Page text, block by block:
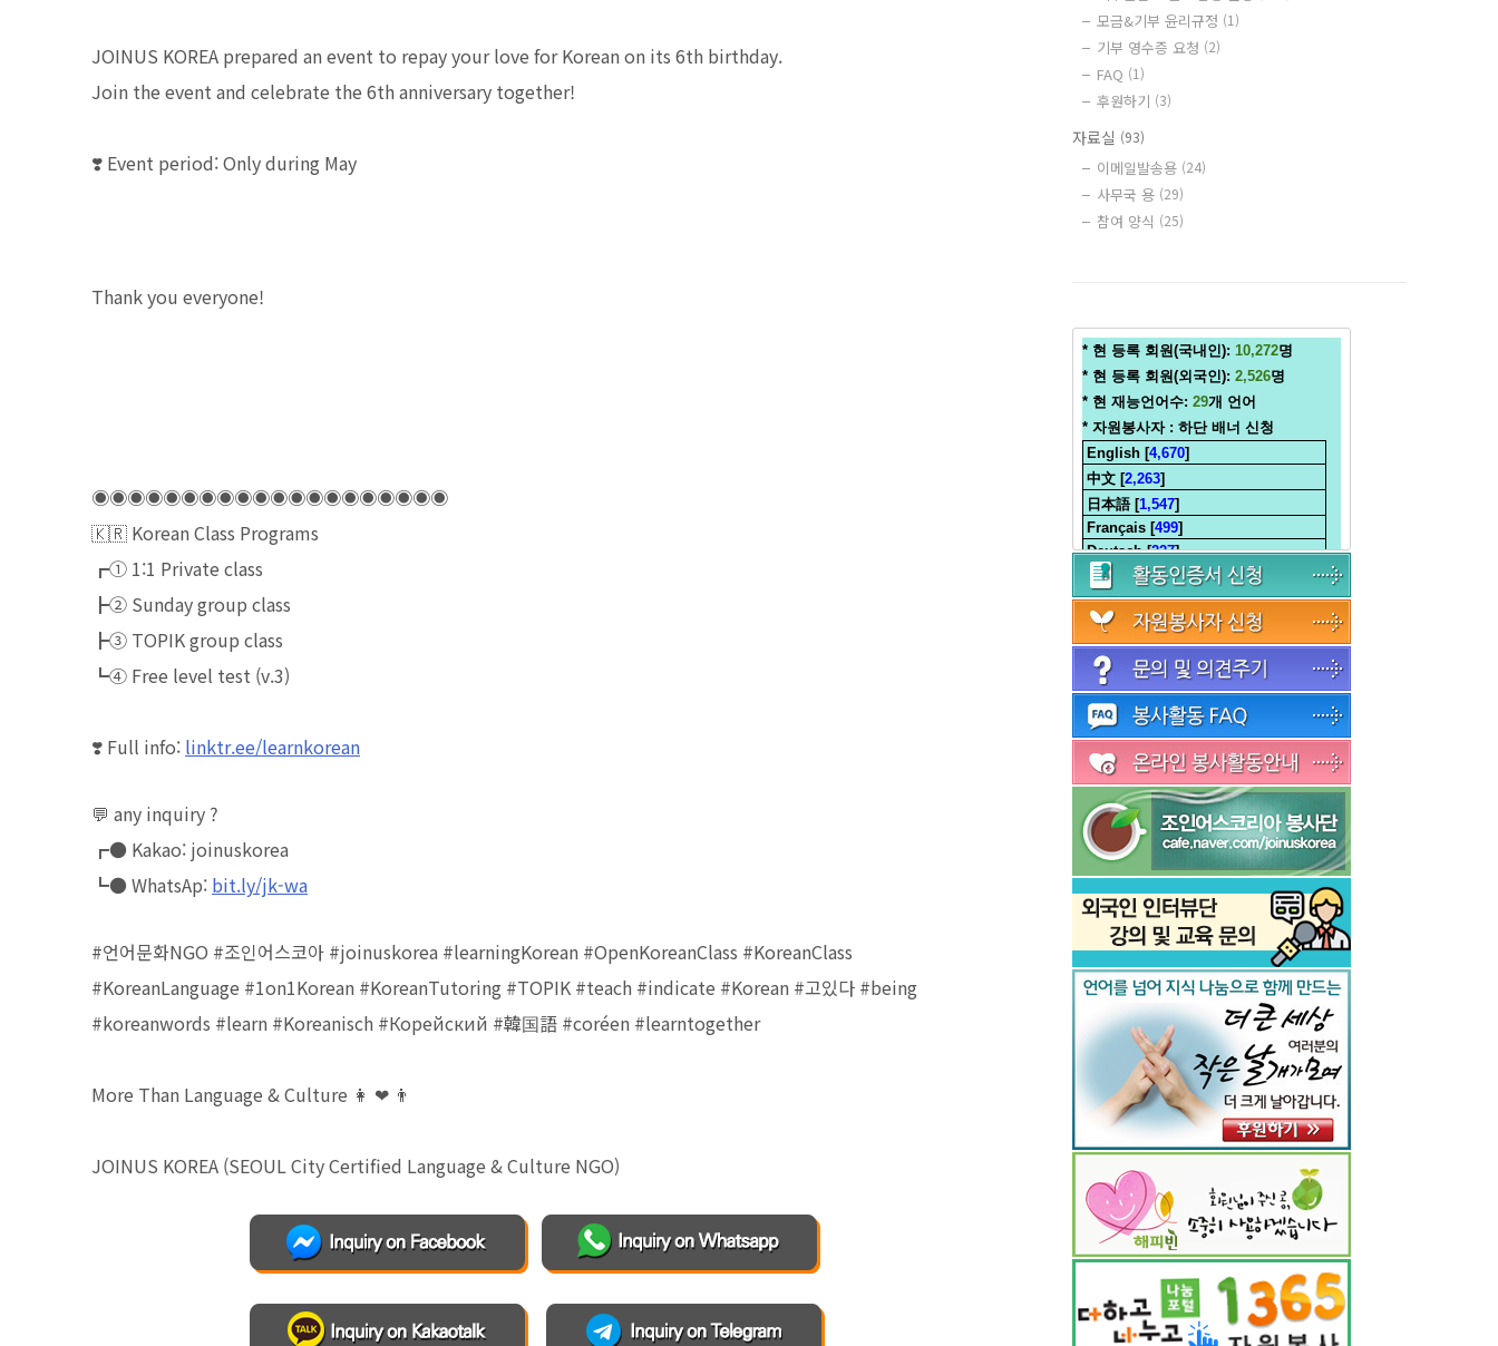
JOINUS KOREA prepared an event to repay your love for Korean on its 6th birthday.
Join the event and celebrate the 6th anniversary together!
❣️ Event period: Only during May
Thank you everyone!
◉◉◉◉◉◉◉◉◉◉◉◉◉◉◉◉◉◉◉◉
🇰🇷 Korean Class Programs
┏① 1:1 Private class
┣② Sunday group class
┣③ TOPIK group class
┗④ Free level test (v.3)
❣️ Full info: linktr.ee/learnkorean
💬 any inquiry ?
┏● Kakao: joinuskorea⠀
┗● WhatsAp: bit.ly/jk-wa
#언어문화NGO #조인어스코아 #joinuskorea #learningKorean #OpenKoreanClass #KoreanClass
#KoreanLanguage #1on1Korean #KoreanTutoring #TOPIK #teach #indicate #Korean #고있다 #being
#koreanwords #learn #Koreanisch #Корейский #韓国語 #coréen #learntogether
More Than Language & Culture 👩 ❤ 👨
JOINUS KOREA (SEOUL City Certified Language & Culture NGO)
모금&기부 윤리규정 (1)
기부 영수증 요청 (2)
FAQ (1)
후원하기 (3)
자료실 (93)
이메일발송용 (24)
사무국 용 (29)
참여 양식 (25)